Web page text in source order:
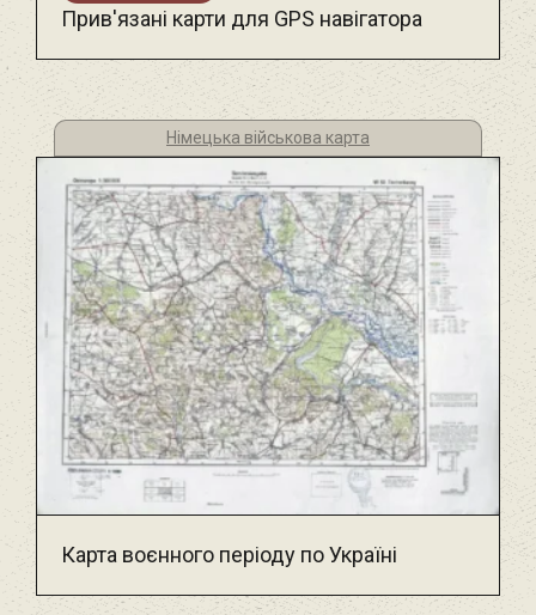
Прив'язані карти для GPS навігатора
Німецька військова карта
Карта воєнного періоду по Україні